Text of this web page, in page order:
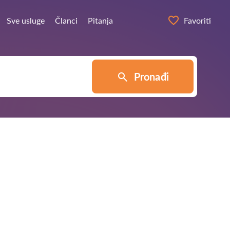
Sve usluge Članci Pitanja Favoriti
Pronađi